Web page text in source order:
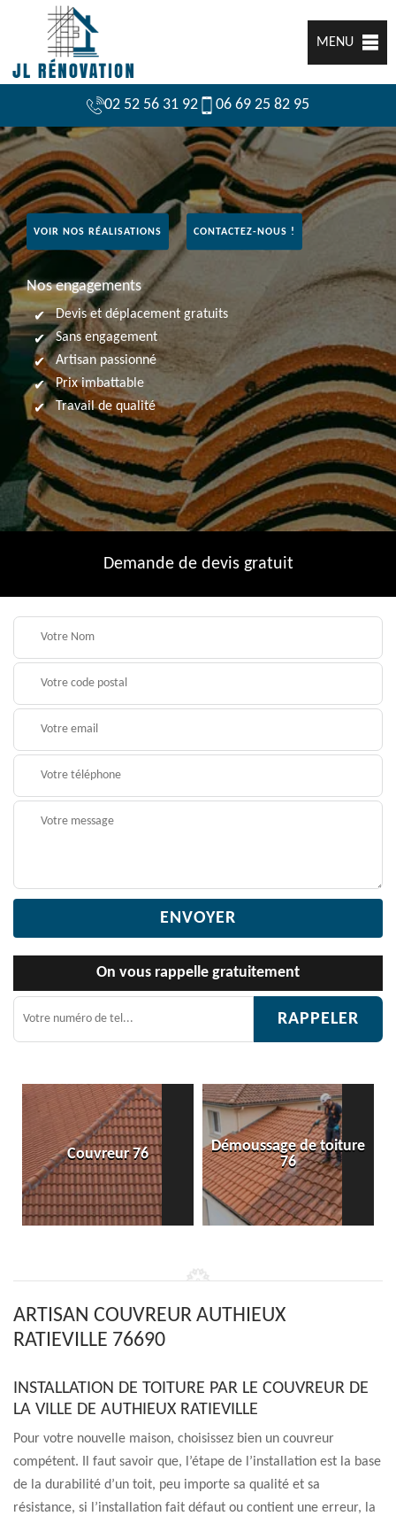
MENU
02 52 56 31 92 06 69 25 82 95
VOIR NOS RÉALISATIONS CONTACTEZ-NOUS !
Nos engagements
Devis et déplacement gratuits
Sans engagement
Artisan passionné
Prix imbattable
Travail de qualité
Demande de devis gratuit
On vous rappelle gratuitement
Démoussage de toiture
76
Etanchéité toiture 76
ARTISAN COUVREUR AUTHIEUX
RATIEVILLE 76690
INSTALLATION DE TOITURE PAR LE COUVREUR DE
LA VILLE DE AUTHIEUX RATIEVILLE
Pour votre nouvelle maison, choisissez bien un couvreur
compétent. Il faut savoir que, l’étape de l’installation est la base
de la durabilité d’un toit, peu importe sa qualité et sa
résistance, si l’installation fait défaut ou contient une erreur, la